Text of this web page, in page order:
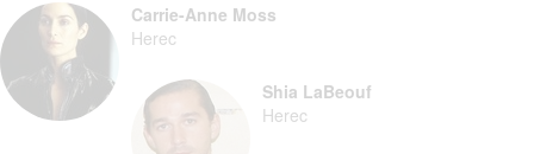
Carrie-Anne Moss
Herec
Shia LaBeouf
Herec